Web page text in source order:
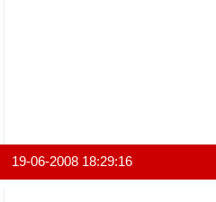
19-06-2008 18:29:16